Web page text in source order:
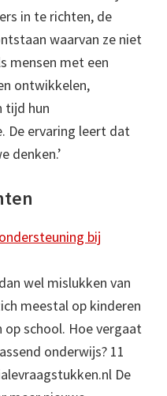
in te richten, de
waarvan ze niet
mensen met een
ontwikkelen,
tijd hun
De ervaring leert dat
denken.’
bij
wel mislukken van
meestal op kinderen
school. Hoe vergaat
onderwijs? 11
De